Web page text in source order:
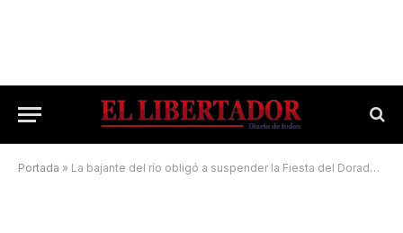
Portada » La bajante del río obligó a suspender la Fiesta del Dorado Esquinense